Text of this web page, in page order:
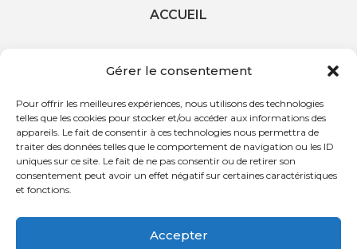
Gérer le consentement
Pour offrir les meilleures expériences, nous utilisons des technologies
telles que les cookies pour stocker et/ou accéder aux informations des
appareils. Le fait de consentir à ces technologies nous permettra de
traiter des données telles que le comportement de navigation ou les ID
uniques sur ce site. Le fait de ne pas consentir ou de retirer son
consentement peut avoir un effet négatif sur certaines caractéristiques
et fonctions.
Accepter
ACCUEIL
ACTUALITÉS
CONTACT
Mentions légales
Contact